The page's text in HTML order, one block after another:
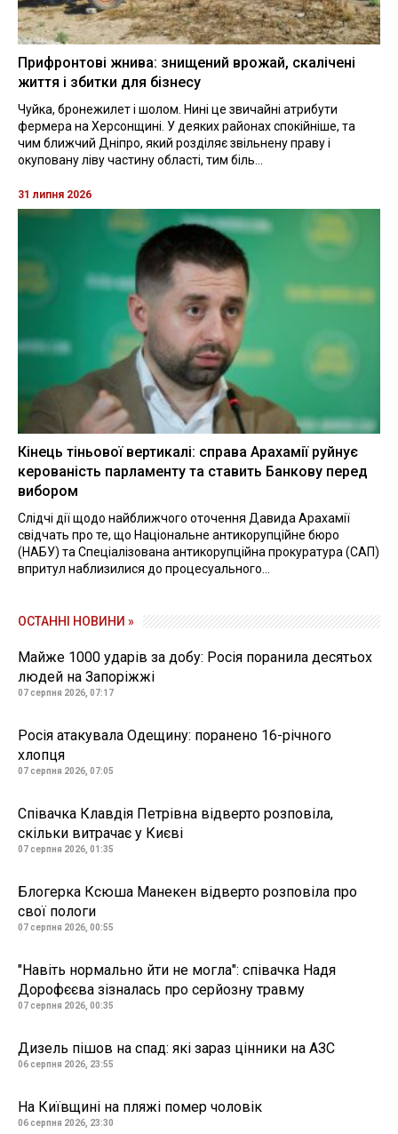
Прифронтові жнива: знищений врожай, скалічені
життя і збитки для бізнесу
Чуйка, бронежилет і шолом. Нині це звичайні атрибути
фермера на Херсонщині. У деяких районах спокійніше, та
чим ближчий Дніпро, який розділяє звільнену праву і
окуповану ліву частину області, тим біль...
31 липня 2026
Кінець тіньової вертикалі: справа Арахамії руйнує
керованість парламенту та ставить Банкову перед
вибором
Слідчі дії щодо найближчого оточення Давида Арахамії
свідчать про те, що Національне антикорупційне бюро
(НАБУ) та Спеціалізована антикорупційна прокуратура (САП)
впритул наблизилися до процесуального...
ОСТАННІ НОВИНИ »
Майже 1000 ударів за добу: Росія поранила десятьох
людей на Запоріжжі
07 серпня 2026, 07:17
Росія атакувала Одещину: поранено 16-річного
хлопця
07 серпня 2026, 07:05
Співачка Клавдія Петрівна відверто розповіла,
скільки витрачає у Києві
07 серпня 2026, 01:35
Блогерка Ксюша Манекен відверто розповіла про
свої пологи
07 серпня 2026, 00:55
"Навіть нормально йти не могла": співачка Надя
Дорофєєва зізналась про серйозну травму
07 серпня 2026, 00:35
Дизель пішов на спад: які зараз цінники на АЗС
06 серпня 2026, 23:55
На Київщині на пляжі помер чоловік
06 серпня 2026, 23:30